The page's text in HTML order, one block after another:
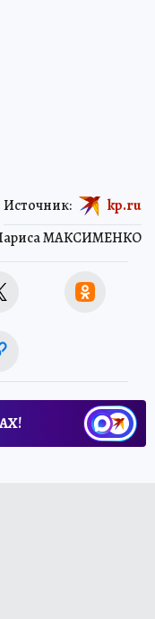
МАКСИМЕНКО
Источник: kp.ru